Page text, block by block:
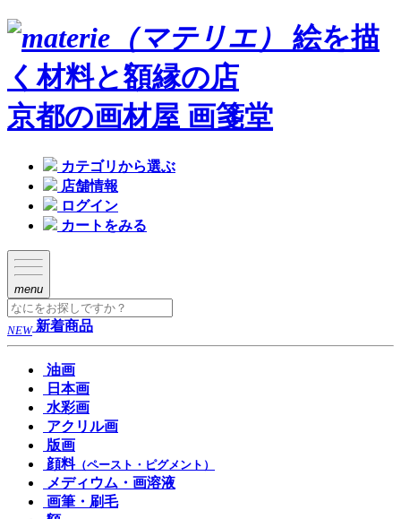
絵を描
く材料と額縁の店
京都の画材屋 画箋堂
カテゴリから選ぶ
店舗情報
ログイン
カートをみる
menu
NEW 新着商品
油画
日本画
水彩画
アクリル画
版画
顔料（ペースト・ピグメント）
メディウム・画溶液
画筆・刷毛